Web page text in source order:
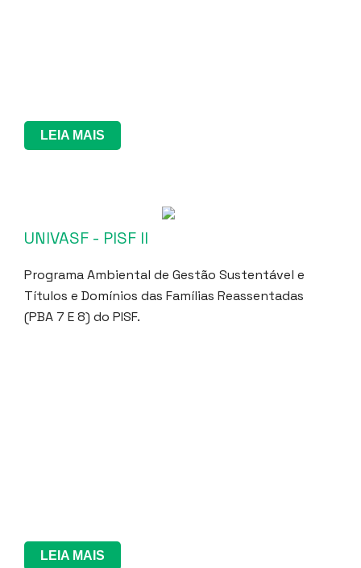
LEIA MAIS
UNIVASF - PISF II
Programa Ambiental de Gestão Sustentável e
Títulos e Domínios das Famílias Reassentadas
(PBA 7 E 8) do PISF.
LEIA MAIS